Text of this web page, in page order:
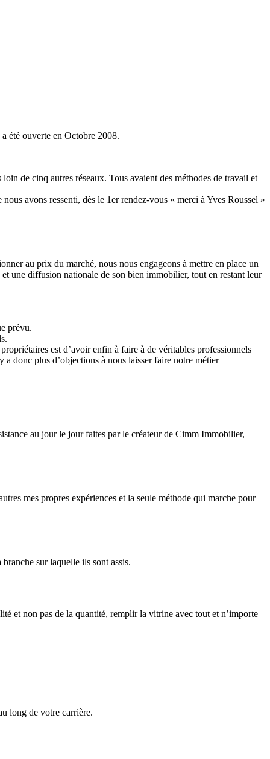
été ouverte en Octobre 2008.
de cinq autres réseaux. Tous avaient des méthodes de travail et
avons ressenti, dès le 1er rendez-vous « merci à Yves Roussel »
au prix du marché, nous nous engageons à mettre en place un
une diffusion nationale de son bien immobilier, tout en restant leur
prévu.
est d’avoir enfin à faire à de véritables professionnels
a donc plus d’objections à nous laisser faire notre métier
au jour le jour faites par le créateur de Cimm Immobilier,
mes propres expériences et la seule méthode qui marche pour
sur laquelle ils sont assis.
et non pas de la quantité, remplir la vitrine avec tout et n’importe
long de votre carrière.